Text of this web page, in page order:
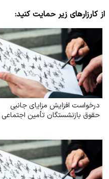
از کارزارهای زیر حمایت کنید:
درخواست افزایش مزایای جانبی
حقوق بازنشستگان تأمین اجتماعی